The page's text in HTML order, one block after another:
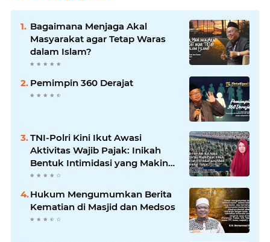
Bagaimana Menjaga Akal
Masyarakat agar Tetap Waras
dalam Islam?
Pemimpin 360 Derajat
TNI-Polri Kini Ikut Awasi
Aktivitas Wajib Pajak: Inikah
Bentuk Intimidasi yang Makin
Menekan Rakyat?
Hukum Mengumumkan Berita
Kematian di Masjid dan Medsos